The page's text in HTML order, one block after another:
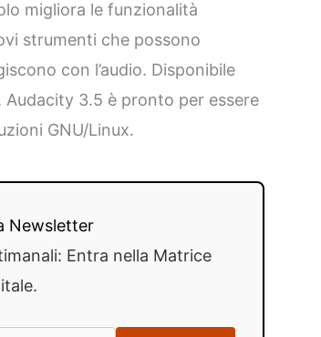
migliora le funzionalità
strumenti che possono
con l’audio. Disponibile
3.5 è pronto per essere
GNU/Linux.
Newsletter
Entra nella Matrice